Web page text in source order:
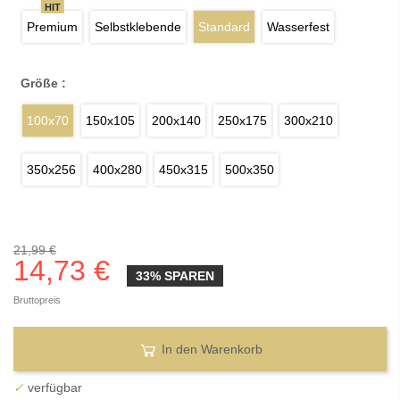
Premium
HIT
Selbstklebende Standard Wasserfest
Größe :
100x70 150x105 200x140 250x175 300x210
350x256 400x280 450x315 500x350
21,99 €
14,73 € 33% SPAREN
Bruttopreis
In den Warenkorb
✓ verfügbar